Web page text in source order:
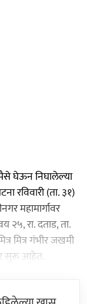
घेऊन निघालेल्या
रविवारी (ता. ३१)
महामार्गावर
२५, रा. दताड, ता.
मित्र गंभीर जखमी
सुरू आहेत.